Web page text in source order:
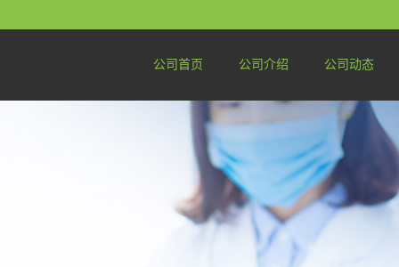
公司首页 公司介绍 公司动态